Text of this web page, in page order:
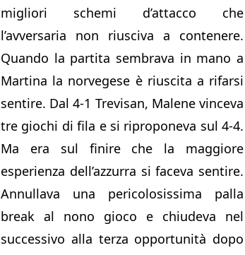
migliori schemi d’attacco che
l’avversaria non riusciva a contenere.
Quando la partita sembrava in mano a
Martina la norvegese è riuscita a rifarsi
sentire. Dal 4-1 Trevisan, Malene vinceva
tre giochi di fila e si riproponeva sul 4-4.
Ma era sul finire che la maggiore
esperienza dell’azzurra si faceva sentire.
Annullava una pericolosissima palla
break al nono gioco e chiudeva nel
successivo alla terza opportunità dopo